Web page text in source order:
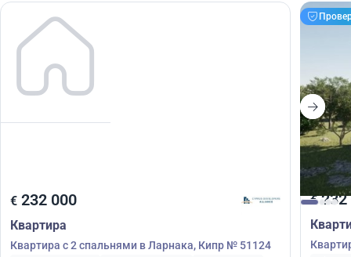
€ 232 000
Квартира
Квартира с 2 спальнями в Ларнака, Кипр № 51124
€232